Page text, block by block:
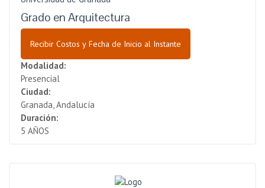
Grado en Arquitectura
Recibir Costos y Fecha de Inicio al Instante
Modalidad:
Presencial
Ciudad:
Granada, Andalucía
Duración:
5 AÑOS